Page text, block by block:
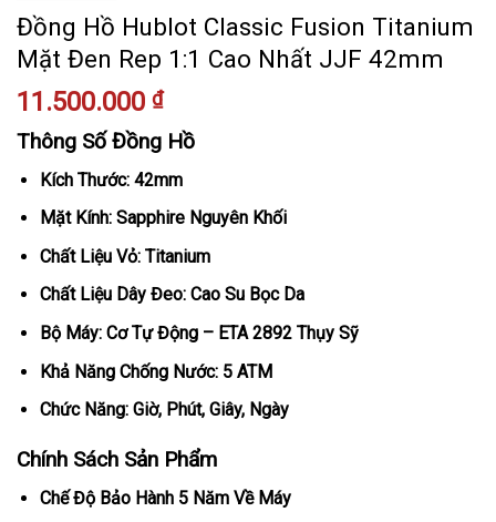
Đồng Hồ Hublot Classic Fusion Titanium
Mặt Đen Rep 1:1 Cao Nhất JJF 42mm
11.500.000 ₫
Thông Số Đồng Hồ
Kích Thước: 42mm
Mặt Kính: Sapphire Nguyên Khối
Chất Liệu Vỏ: Titanium
Chất Liệu Dây Đeo: Cao Su Bọc Da
Bộ Máy: Cơ Tự Động – ETA 2892 Thụy Sỹ
Khả Năng Chống Nước: 5 ATM
Chức Năng: Giờ, Phút, Giây, Ngày
Chính Sách Sản Phẩm
Chế Độ Bảo Hành 5 Năm Về Máy